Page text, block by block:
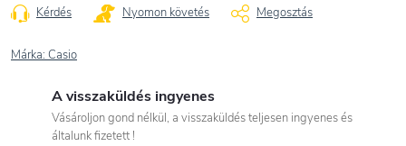
Kérdés Nyomon követés Megosztás
Márka: Casio
A visszaküldés ingyenes
Vásároljon gond nélkül, a visszaküldés teljesen ingyenes és
általunk fizetett !